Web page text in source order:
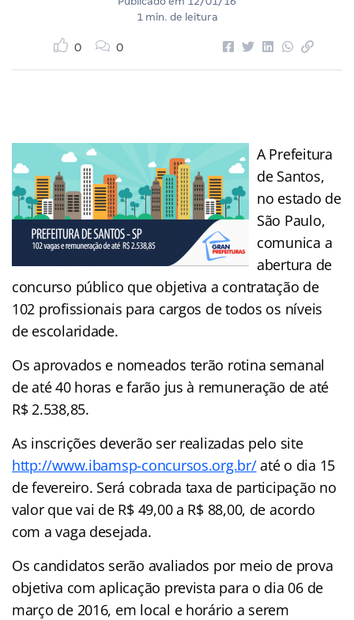
1 min. de leitura
0 0
A Prefeitura
de Santos,
no estado de
São Paulo,
comunica a
abertura de
concurso público que objetiva a contratação de
102 profissionais para cargos de todos os níveis
de escolaridade.
Os aprovados e nomeados terão rotina semanal
de até 40 horas e farão jus à remuneração de até
R$ 2.538,85.
As inscrições deverão ser realizadas pelo site
http://www.ibamsp-concursos.org.br/até o dia 15
de fevereiro. Será cobrada taxa de participação no
valor que vai de R$ 49,00 a R$ 88,00, de acordo
com a vaga desejada.
Os candidatos serão avaliados por meio de prova
objetiva com aplicação prevista para o dia 06 de
março de 2016, em local e horário a serem